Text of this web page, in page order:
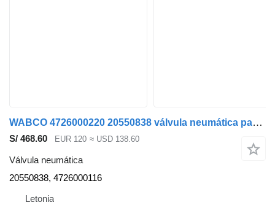
WABCO 4726000220 20550838 válvula neumática para Volvo 8700 autobús
S/ 468.60 EUR 120 ≈ USD 138.60
Válvula neumática
20550838, 4726000116
Letonia